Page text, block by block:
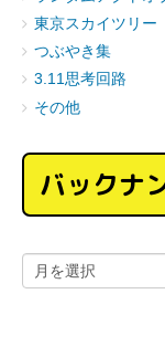
東京スカイツリー
つぶやき集
3.11思考回路
その他
バックナ